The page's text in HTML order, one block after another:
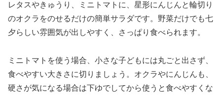
レタスやきゅうり、ミニトマトに、星形にんじんと輪切り
のオクラをのせるだけの簡単サラダです。野菜だけでも七
夕らしい雰囲気が出しやすく、さっぱり食べられます。
ミニトマトを使う場合、小さな子どもには丸ごと出さず、
食べやすい大きさに切りましょう。オクラやにんじんも、
硬さが気になる場合は下ゆでしてから使うと食べやすくな